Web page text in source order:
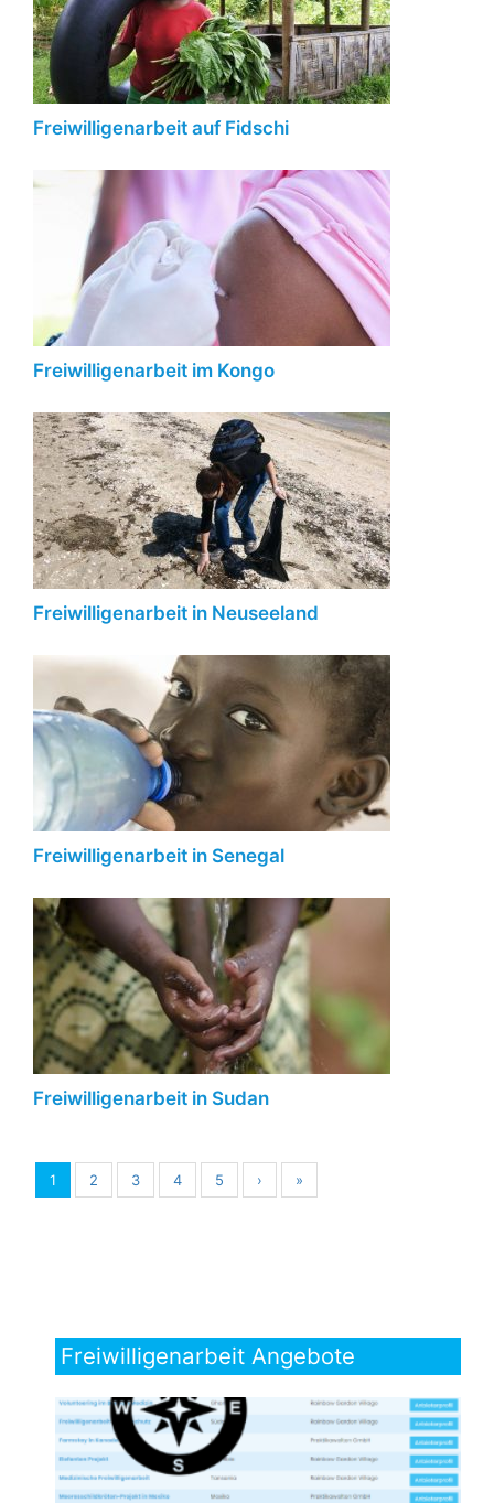
Freiwilligenarbeit auf Fidschi
Freiwilligenarbeit im Kongo
Freiwilligenarbeit in Neuseeland
Freiwilligenarbeit in Senegal
Freiwilligenarbeit in Sudan
1 2 3 4 5 › »
Freiwilligenarbeit Angebote